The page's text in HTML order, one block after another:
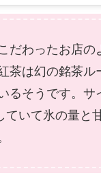
だわったお店の
茶は幻の銘茶ル
るそうです。サ
ていて氷の量と